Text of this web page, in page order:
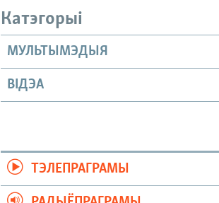
Катэгорыі
МУЛЬТЫМЭДЫЯ
ВІДЭА
ТЭЛЕПРАГРАМЫ